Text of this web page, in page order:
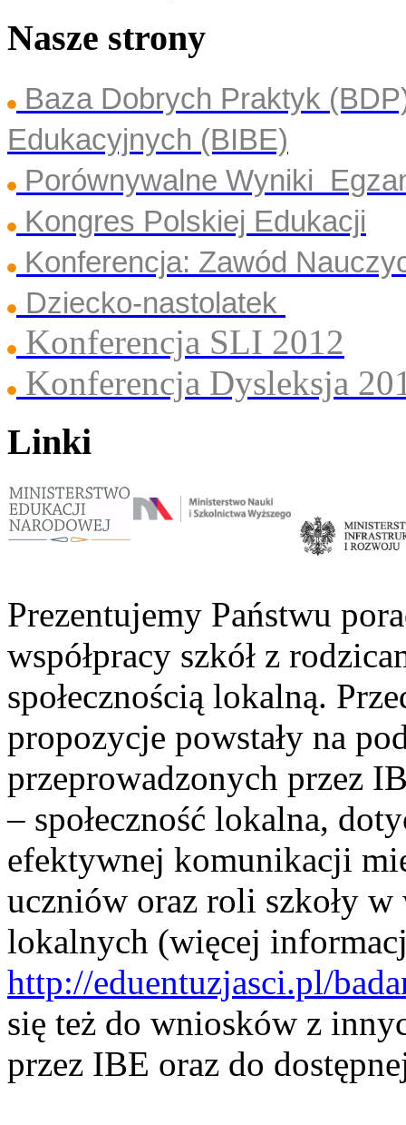
Nasze strony
Baza Dobrych Praktyk
Edukacyjnych (BIBE)
Porównywalne Wyniki
Kongres Polskiej Edukacji
Konferencja: Zawód
Dziecko-nastolatek
Konferencja SLI 2012
Konferencja Dysleksja
Linki
Prezentujemy Państwu
współpracy szkół z
społecznością lokalną.
propozycje powstały na
przeprowadzonych przez
– społeczność lokalna,
efektywnej komunikacji
uczniów oraz roli szkoły w
lokalnych (więcej
http://eduentuzjasci.pl/
się też do wniosków z
przez IBE oraz do